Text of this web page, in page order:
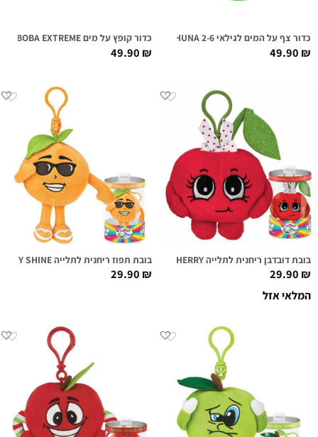
כדור צף על המים לגילאי 2-6 WABOBA BIG KAHUNA
49.90₪
כדור קופץ על מים WABOBA EXTREME
49.90₪
בובת דובדבן ריחנית לתלייה CHERI CHERRY
29.90₪
המלאי אזל
בובת תפוז ריחנית לתלייה SONNY SHINE
29.90₪